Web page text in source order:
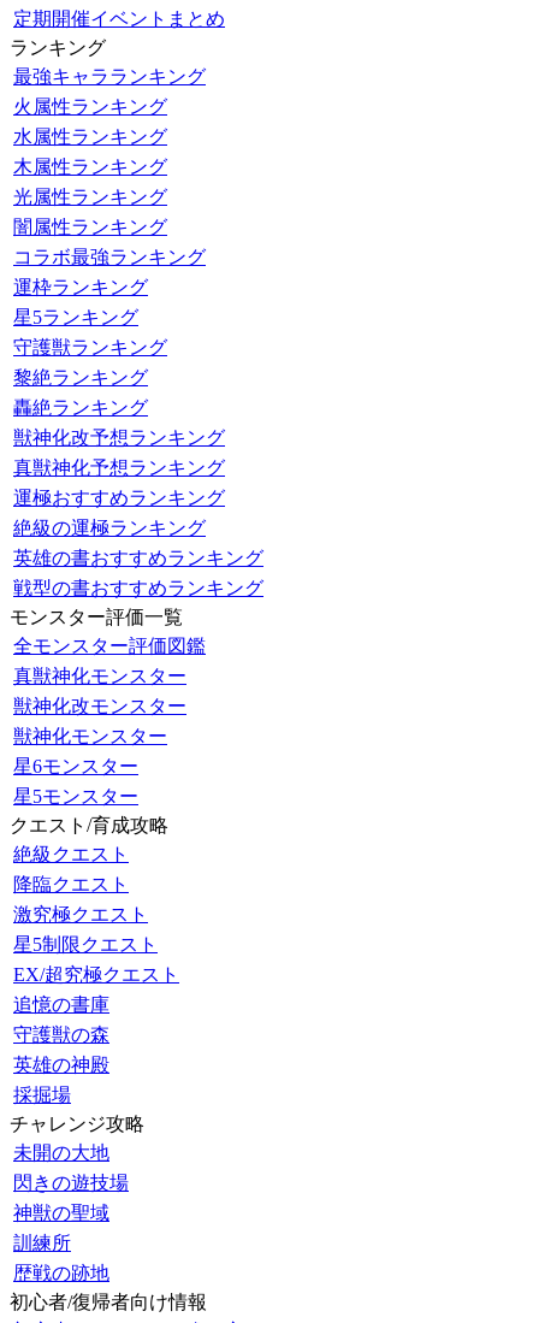
定期開催イベントまとめ
ランキング
最強キャラランキング
火属性ランキング
水属性ランキング
木属性ランキング
光属性ランキング
闇属性ランキング
コラボ最強ランキング
運枠ランキング
星5ランキング
守護獣ランキング
黎絶ランキング
轟絶ランキング
獣神化改予想ランキング
真獣神化予想ランキング
運極おすすめランキング
絶級の運極ランキング
英雄の書おすすめランキング
戦型の書おすすめランキング
モンスター評価一覧
全モンスター評価図鑑
真獣神化モンスター
獣神化改モンスター
獣神化モンスター
星6モンスター
星5モンスター
クエスト/育成攻略
絶級クエスト
降臨クエスト
激究極クエスト
星5制限クエスト
EX/超究極クエスト
追憶の書庫
守護獣の森
英雄の神殿
採掘場
チャレンジ攻略
未開の大地
閃きの遊技場
神獣の聖域
訓練所
歴戦の跡地
初心者/復帰者向け情報